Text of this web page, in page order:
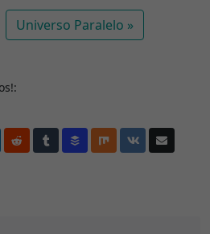
Universo Paralelo